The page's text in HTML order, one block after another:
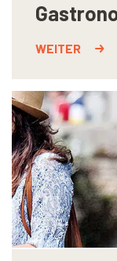
WEITER